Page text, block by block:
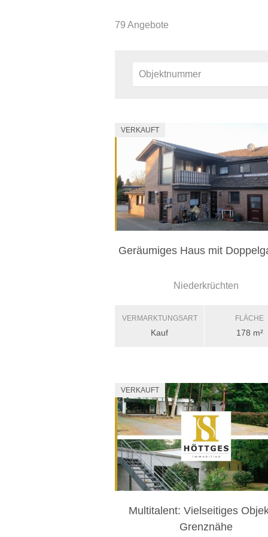
79 Angebote
VERKAUFT
Geräumiges Haus mit
Niederkrüchten
VERMARKTUNGSART
Kauf
FLÄCHE
178 m²
VERKAUFT
Multitalent: Vielseitiges
Grenznähe